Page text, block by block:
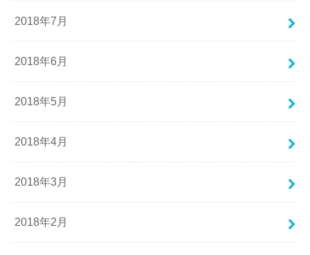
2018年7月
2018年6月
2018年5月
2018年4月
2018年3月
2018年2月